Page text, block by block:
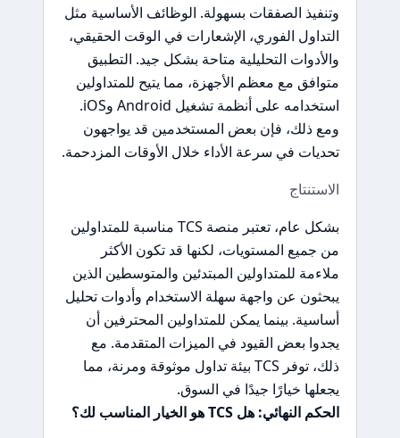
وتنفيذ الصفقات بسهولة. الوظائف الأساسية مثل
التداول الفوري، الإشعارات في الوقت الحقيقي،
والأدوات التحليلية متاحة بشكل جيد. التطبيق
متوافق مع معظم الأجهزة، مما يتيح للمتداولين
استخدامه على أنظمة تشغيل Android وiOS.
ومع ذلك، فإن بعض المستخدمين قد يواجهون
تحديات في سرعة الأداء خلال الأوقات المزدحمة.
الاستنتاج
بشكل عام، تعتبر منصة TCS مناسبة للمتداولين
من جميع المستويات، لكنها قد تكون الأكثر
ملاءمة للمتداولين المبتدئين والمتوسطين الذين
يبحثون عن واجهة سهلة الاستخدام وأدوات تحليل
أساسية. بينما يمكن للمتداولين المحترفين أن
يجدوا بعض القيود في الميزات المتقدمة. مع
ذلك، توفر TCS بيئة تداول موثوقة ومرنة، مما
يجعلها خيارًا جيدًا في السوق.
الحكم النهائي: هل TCS هو الخيار المناسب لك؟